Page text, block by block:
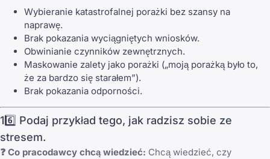
Wybieranie katastrofalnej porażki bez szansy na
naprawę.
Brak pokazania wyciągniętych wniosków.
Obwinianie czynników zewnętrznych.
Maskowanie zalety jako porażki („moją porażką było to,
że za bardzo się starałem”).
Brak pokazania odporności.
16️⃣ Podaj przykład tego, jak radzisz sobie ze
stresem.
❓ Co pracodawcy chcą wiedzieć: Chcą wiedzieć, czy